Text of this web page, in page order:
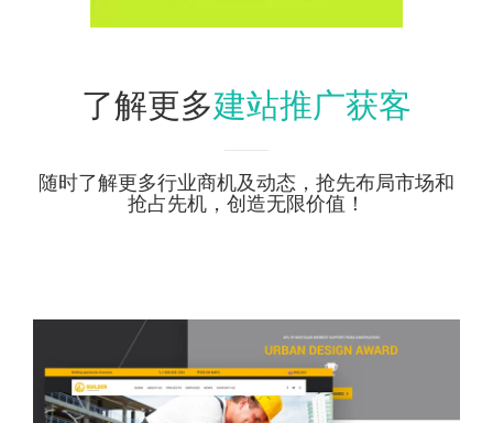
了解更多建站推广获客
随时了解更多行业商机及动态，抢先布局市场和
抢占先机，创造无限价值！